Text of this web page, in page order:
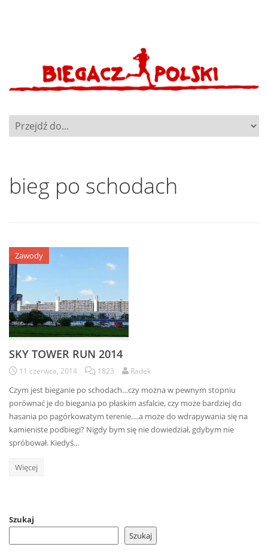
bieg po schodach
Zawody
SKY TOWER RUN 2014
11 czerwca, 2014 1823 Radek
Czym jest bieganie po schodach…czy można w pewnym stopniu
porównać je do biegania po płaskim asfalcie, czy może bardziej do
hasania po pagórkowatym terenie….a może do wdrapywania się na
kamieniste podbiegi? Nigdy bym się nie dowiedział, gdybym nie
spróbował. Kiedyś…
Więcej
Szukaj
Szukaj